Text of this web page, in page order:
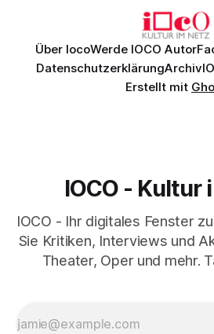
Über IocoWerde IOCO Autor
DatenschutzerklärungArchiv
Erstellt mit
IOCO - Kultur
IOCO - Ihr digitales Fenster
Sie Kritiken, Interviews und
Theater, Oper und mehr.